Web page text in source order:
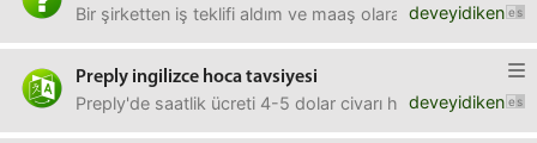
deveyidiken
Bir şirketten iş teklifi aldım ve maaş olarak 9000 TL teklif
Preply ingilizce hoca tavsiyesi
deveyidiken
Preply'de saatlik ücreti 4-5 dolar civarı hocalardan ders